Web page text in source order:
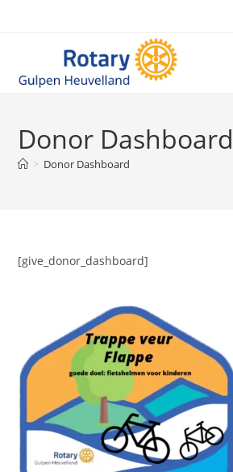
Donor Dashboard
> Donor Dashboard
[give_donor_dashboard]